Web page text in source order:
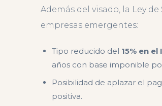
Además del visado, la Ley
empresas emergentes:
Tipo reducido del 15% en
años con base imponible
Posibilidad de aplazar el
positiva.